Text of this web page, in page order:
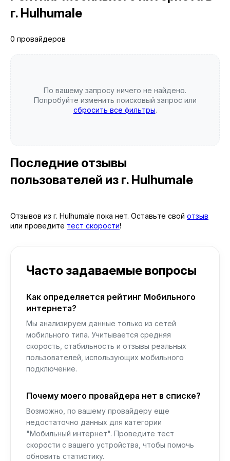
г. Hulhumale
0 провайдеров
По вашему запросу ничего не найдено.
Попробуйте изменить поисковый запрос или
сбросить все фильтры.
Последние отзывы
пользователей из г. Hulhumale
Отзывов из г. Hulhumale пока нет. Оставьте свой отзыв
или проведите тест скорости!
Часто задаваемые вопросы
Как определяется рейтинг Мобильного
интернета?
Мы анализируем данные только из сетей
мобильного типа. Учитывается средняя
скорость, стабильность и отзывы реальных
пользователей, использующих мобильного
подключение.
Почему моего провайдера нет в списке?
Возможно, по вашему провайдеру еще
недостаточно данных для категории
"Мобильный интернет". Проведите тест
скорости с вашего устройства, чтобы помочь
обновить статистику.